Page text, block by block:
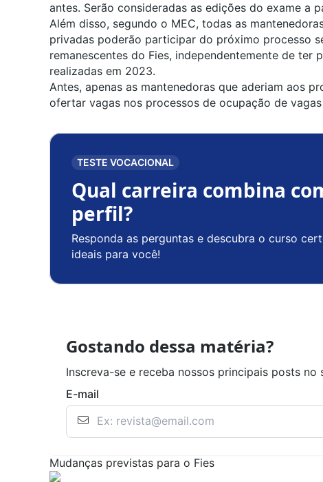
antes. Serão consideradas as edições do exame a
Além disso, segundo o MEC, todas as
privadas poderão participar do próximo processo
remanescentes do Fies, independentemente de ter
realizadas em 2023.
Antes, apenas as mantenedoras que aderiam aos
ofertar vagas nos processos de ocupação de vagas
TESTE VOCACIONAL
Qual carreira combina
perfil?
Responda as perguntas e descubra o curso
ideais para você!
Gostando dessa matéria?
Inscreva-se e receba nossos principais posts no
E-mail
Mudanças previstas para o Fies